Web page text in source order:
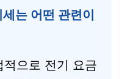
는 어떤 관련이
으로 전기 요금